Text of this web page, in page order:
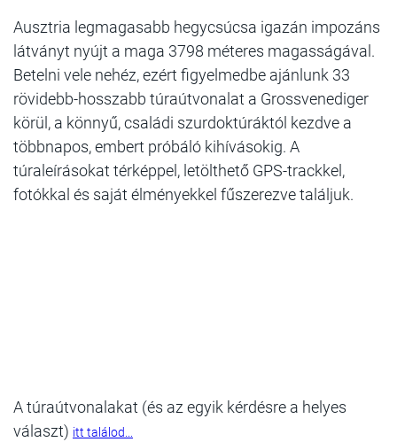
Ausztria legmagasabb hegycsúcsa igazán impozáns
látványt nyújt a maga 3798 méteres magasságával.
Betelni vele nehéz, ezért figyelmedbe ajánlunk 33
rövidebb-hosszabb túraútvonalat a Grossvenediger
körül, a könnyű, családi szurdoktúráktól kezdve a
többnapos, embert próbáló kihívásokig. A
túraleírásokat térképpel, letölthető GPS-trackkel,
fotókkal és saját élményekkel fűszerezve találjuk.
A túraútvonalakat (és az egyik kérdésre a helyes
választ) itt találod...